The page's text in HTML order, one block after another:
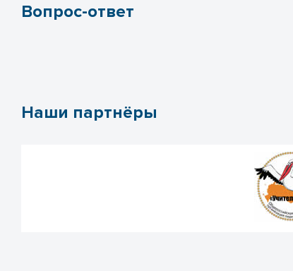
Вопрос-ответ
Наши партнёры